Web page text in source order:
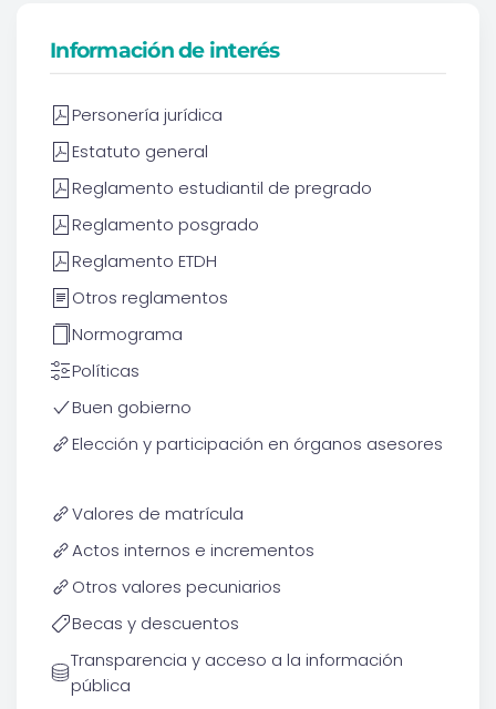
Información de interés
Personería jurídica
Estatuto general
Reglamento estudiantil de pregrado
Reglamento posgrado
Reglamento ETDH
Otros reglamentos
Normograma
Políticas
Buen gobierno
Elección y participación en órganos asesores
Valores de matrícula
Actos internos e incrementos
Otros valores pecuniarios
Becas y descuentos
Transparencia y acceso a la información
pública